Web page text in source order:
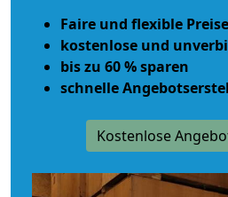
Faire und flexible Preise
kostenlose und
bis zu 60 % sparen
schnelle
Kostenlose